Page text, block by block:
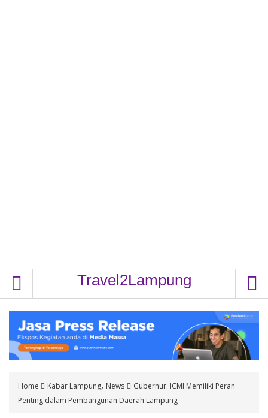
Travel2Lampung
Home Kabar Lampung, News
Gubernur: ICMI Memiliki Peran
Penting dalam Pembangunan Daerah Lampung